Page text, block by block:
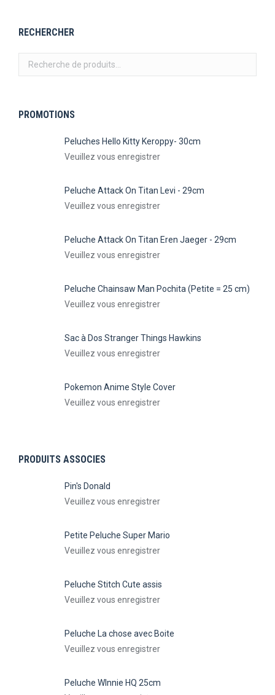
RECHERCHER
PROMOTIONS
Peluches Hello Kitty Keroppy- 30cm
Veuillez vous enregistrer
Peluche Attack On Titan Levi - 29cm
Veuillez vous enregistrer
Peluche Attack On Titan Eren Jaeger - 29cm
Veuillez vous enregistrer
Peluche Chainsaw Man Pochita (Petite = 25 cm)
Veuillez vous enregistrer
Sac à Dos Stranger Things Hawkins
Veuillez vous enregistrer
Pokemon Anime Style Cover
Veuillez vous enregistrer
PRODUITS ASSOCIES
Pin's Donald
Veuillez vous enregistrer
Petite Peluche Super Mario
Veuillez vous enregistrer
Peluche Stitch Cute assis
Veuillez vous enregistrer
Peluche La chose avec Boite
Veuillez vous enregistrer
Peluche WInnie HQ 25cm